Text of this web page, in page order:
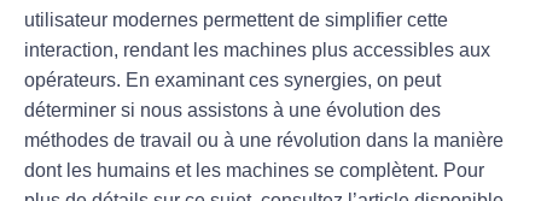
utilisateur modernes permettent de simplifier cette
interaction, rendant les machines plus accessibles aux
opérateurs. En examinant ces synergies, on peut
déterminer si nous assistons à une évolution des
méthodes de travail ou à une révolution dans la manière
dont les humains et les machines se complètent. Pour